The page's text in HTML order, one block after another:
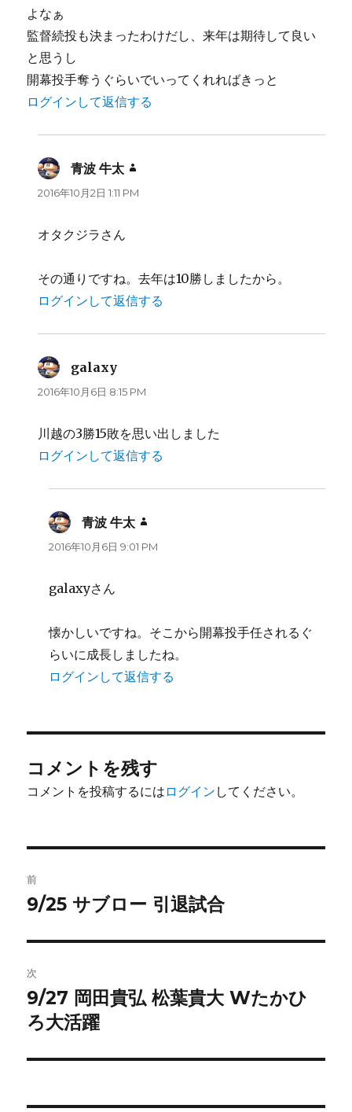
よなぁ
監督続投も決まったわけだし、来年は期待して良い
と思うし
開幕投手奪うぐらいでいってくれればきっと
ログインして返信する
青波 牛太
り:
2016年10月2日 1:11 PM
オタクジラさん
その通りですね。去年は10勝しましたから。
ログインして返信する
galaxy
り:
2016年10月6日 8:15 PM
川越の3勝15敗を思い出しました
ログインして返信する
青波 牛太
り:
2016年10月6日 9:01 PM
galaxyさん
懐かしいですね。そこから開幕投手任されるぐ
らいに成長しましたね。
ログインして返信する
コメントを残す
コメントを投稿するには ログイン してください。
稿
ビ
ゲ
ー
シ
前
前
投
稿:
9/25 サブロー 引退試合
次
次
の
稿:
9/27 岡田貴弘 松葉貴大 Wたかひ
ろ大活躍